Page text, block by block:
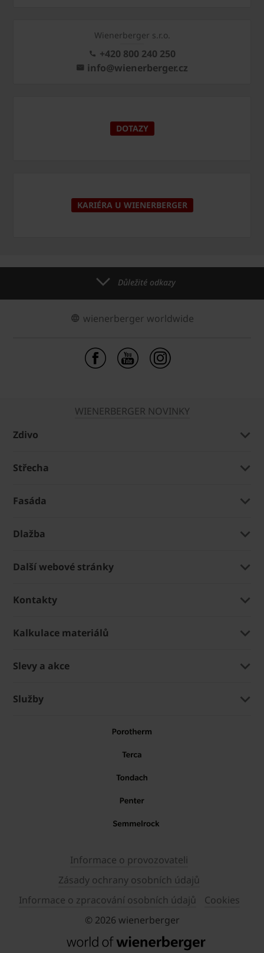
Wienerberger s.r.o.
+420 800 240 250
info@wienerberger.cz
DOTAZY
KARIÉRA U WIENERBERGER
Důležité odkazy
wienerberger worldwide
WIENERBERGER NOVINKY
Zdivo
Střecha
Fasáda
Dlažba
Další webové stránky
Kontakty
Kalkulace materiálů
Slevy a akce
Služby
Informace o provozovateli
Zásady ochrany osobních údajů
Informace o zpracování osobních údajů
Cookies
© 2026 wienerberger